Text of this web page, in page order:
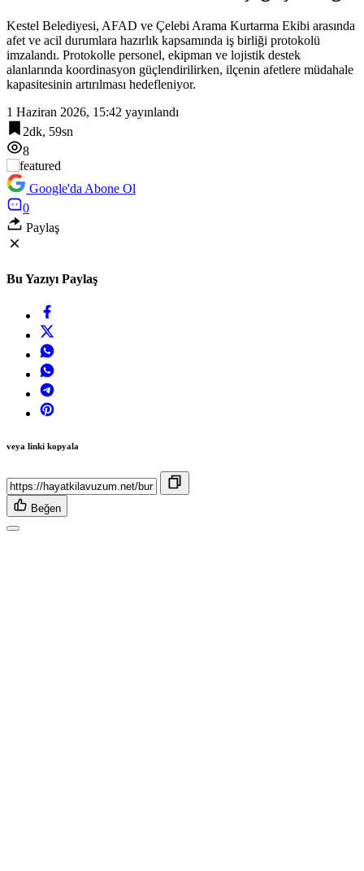
İzmir Güzelbahçe Zabıtası’ndan kapsamlı gıda denetimi
Kestel Belediyesi, AFAD ve Çelebi Arama Kurtarma Ekibi arasında
afet ve acil durumlara hazırlık kapsamında iş birliği protokolü
imzalandı. Protokolle personel, ekipman ve lojistik destek
alanlarında koordinasyon güçlendirilirken, ilçenin afetlere müdahale
kapasitesinin artırılması hedefleniyor.
1 Haziran 2026, 15:42 yayınlandı
2dk, 59sn
8
Google'da Abone Ol
0
Paylaş
Bu Yazıyı Paylaş
veya linki kopyala
Beğen